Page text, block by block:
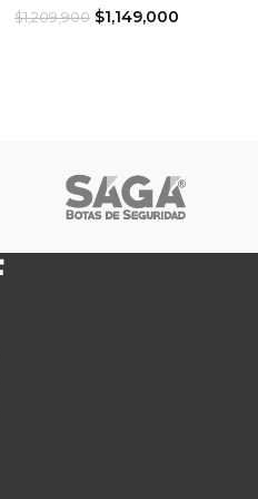
$1,209,900 $1,149,000